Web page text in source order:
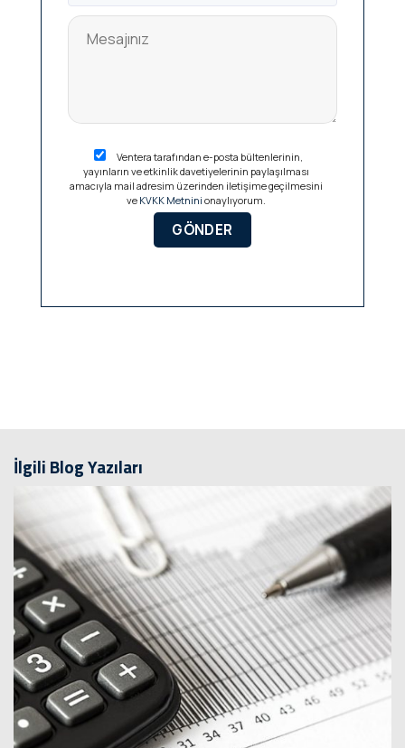
Ventera tarafından e-posta bültenlerinin,
yayınların ve etkinlik davetiyelerinin paylaşılması
amacıyla mail adresim üzerinden iletişime geçilmesini
ve KVKK Metnini onaylıyorum.
İlgili Blog Yazıları